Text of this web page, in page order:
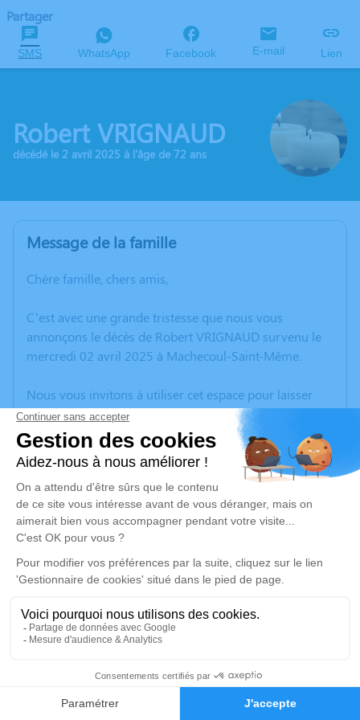
Faire-part Hommages
Partager
SMS WhatsApp Facebook E-mail Lien
Robert VRIGNAUD
décédé le 2 avril 2025 à l'âge de 72 ans
Message de la famille
Chère famille, chers amis,
C’est avec une grande tristesse que nous vous
annonçons le décès de Robert VRIGNAUD survenu le
mercredi 02 avril 2025 à Machecoul-Saint-Même.
Nous vous invitons à utiliser cet espace pour laisser
vos condoléances, partager des photos souvenirs, une
anecdote ou exprimer vos pensées à travers des
poèmes ou des textes. Cet endroit est un lieu
d'expression dédié à honorer la mémoire de Robert
VRIGNAUD.
Un service de plantation d’arbre hommage est
disponible ici.
Je rends hommage
Cérémonie religieuse
Église de Saint-Révérend
85220 Saint-Révérend